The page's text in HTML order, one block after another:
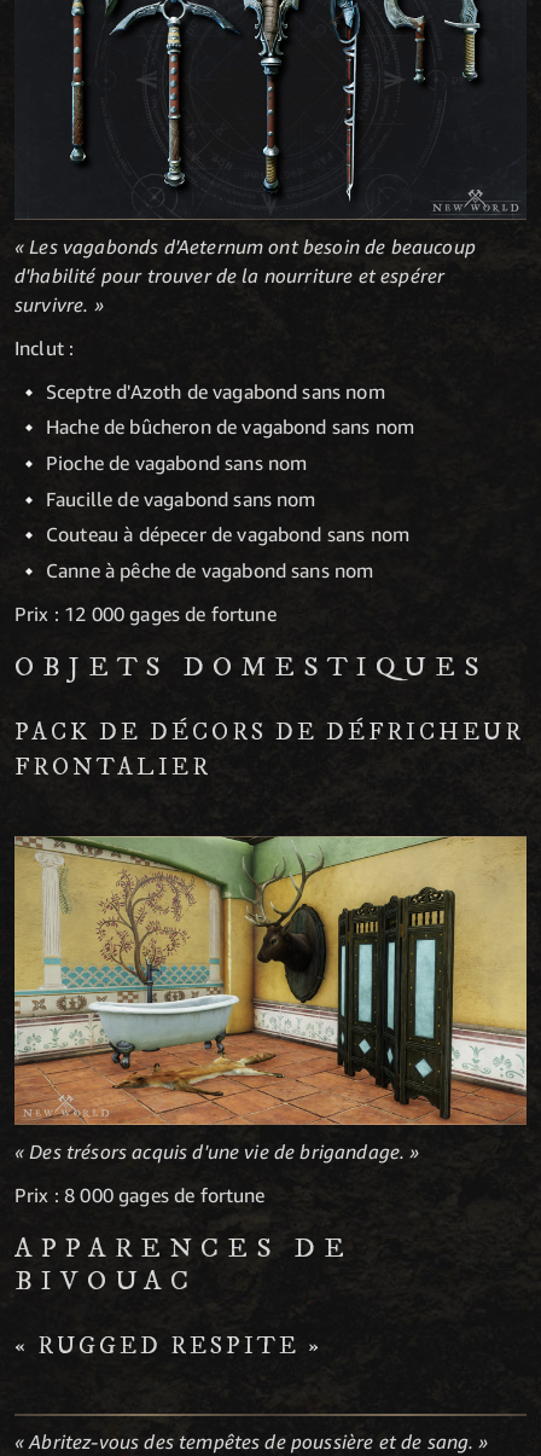
« Les vagabonds d'Aeternum ont besoin de beaucoup
d'habilité pour trouver de la nourriture et espérer
survivre. »
Inclut :
Sceptre d'Azoth de vagabond sans nom
Hache de bûcheron de vagabond sans nom
Pioche de vagabond sans nom
Faucille de vagabond sans nom
Couteau à dépecer de vagabond sans nom
Canne à pêche de vagabond sans nom
Prix : 12 000 gages de fortune
OBJETS DOMESTIQUES
PACK DE DÉCORS DE DÉFRICHEUR
FRONTALIER
« Des trésors acquis d'une vie de brigandage. »
Prix : 8 000 gages de fortune
APPARENCES DE
BIVOUAC
« RUGGED RESPITE »
« Abritez-vous des tempêtes de poussière et de sang. »